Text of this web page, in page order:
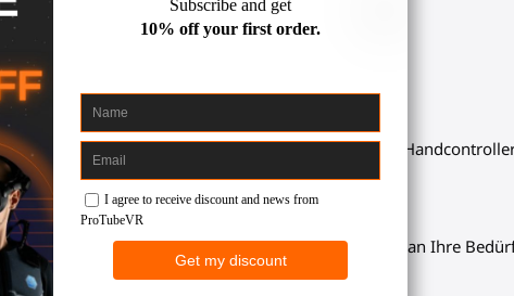
Handcontroller, 1 glatter Halter für den vorderen
kleine Ersatzteile zur Anpassung des Rahmens an Ihre
oder Trageriemen geliefert.